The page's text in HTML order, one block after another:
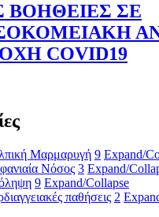
ΒΟΗΘΕΙΕΣ ΣΕ
COVID19
Μαρμαρυγή 9 Expand/
Νόσος 3 Expand/
9 Expand/Collapse
παθήσεις 2